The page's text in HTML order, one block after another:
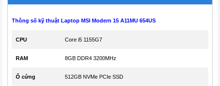
Thông số kỹ thuật Laptop MSI Modern 15 A11MU 654US
CPU Core i5 1155G7
RAM 8GB DDR4 3200MHz
Ổ cứng 512GB NVMe PCIe SSD